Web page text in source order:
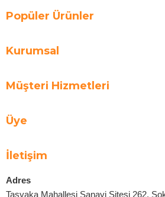
Popüler Ürünler
Kurumsal
Müşteri Hizmetleri
Üye
İletişim
Adres
Taşyaka Mahallesi Sanayi Sitesi 262.